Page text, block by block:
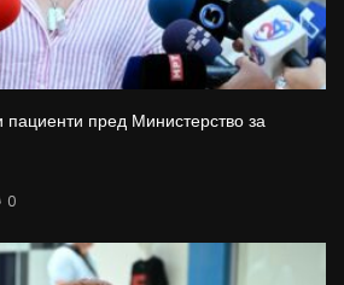
пред Министерство за
0